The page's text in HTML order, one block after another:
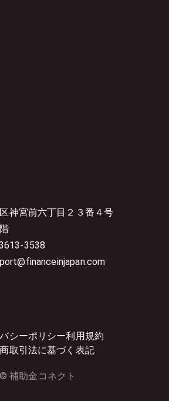
神宮前六丁目２３番４号
3538
シーポリシー利用規約
取引法に基づく表記
© 補助金コネクト